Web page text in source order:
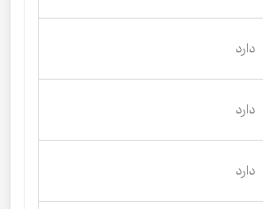
دارد
دارد
دارد